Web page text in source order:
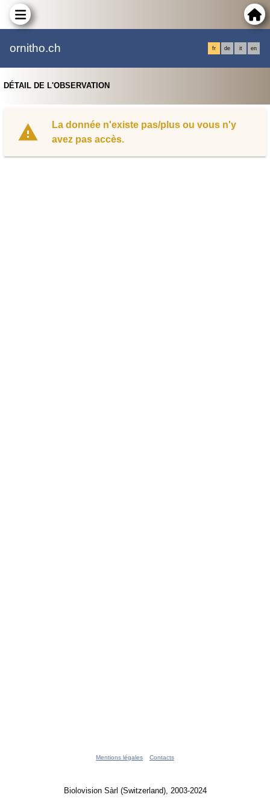
ornitho.ch fr de it en
DÉTAIL DE L'OBSERVATION
La donnée n'existe pas/plus ou vous n'y
avez pas accès.
Mentions légales Contacts
Biolovision Sàrl (Switzerland), 2003-2024